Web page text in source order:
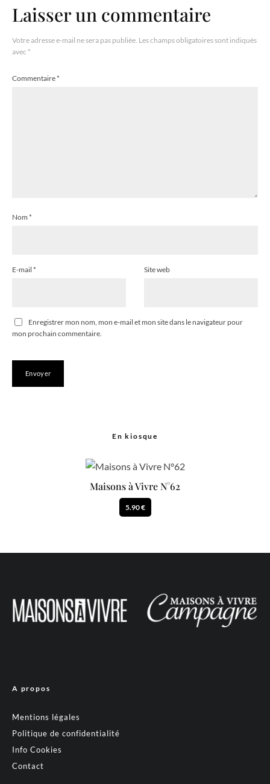
Laisser un commentaire
Votre adresse e-mail ne sera pas publiée. Les champs obligatoires sont indiqués
avec *
Commentaire*
Nom *
E-mail * Site web
Enregistrer mon nom, mon e-mail et mon site dans le navigateur pour
mon prochain commentaire.
En kiosque
Maisons à Vivre N°62
5.90 €
A propos
Mentions légales
Politique de confidentialité
Info Cookies
Contact